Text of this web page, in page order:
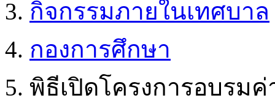
กิจกรรมภายในเทศบาล
กองการศึกษา
พิธีเปิดโครงการอบรม